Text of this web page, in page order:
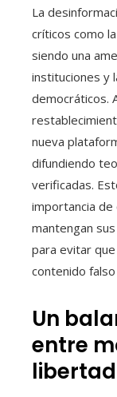
La
críticos como
siendo una
instituciones y
democráticos.
nueva
difundiendo
verificadas.
importancia
mantengan
para evitar
contenido
Un
entre